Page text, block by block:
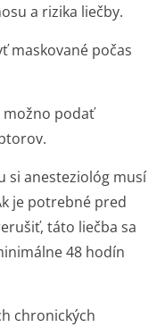
a rizika liečby.
maskované počas
podať
si anesteziológ musí
je potrebné pred
táto liečba sa
48 hodín
chronických